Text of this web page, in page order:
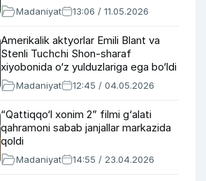
Madaniyat 13:06 / 11.05.2026
Amerikalik aktyorlar Emili Blant va
Stenli Tuchchi Shon-sharaf
xiyobonida o‘z yulduzlariga ega bo‘ldi
Madaniyat 12:45 / 04.05.2026
“Qattiqqo‘l xonim 2” filmi g‘alati
qahramoni sabab janjallar markazida
qoldi
Madaniyat 14:55 / 23.04.2026